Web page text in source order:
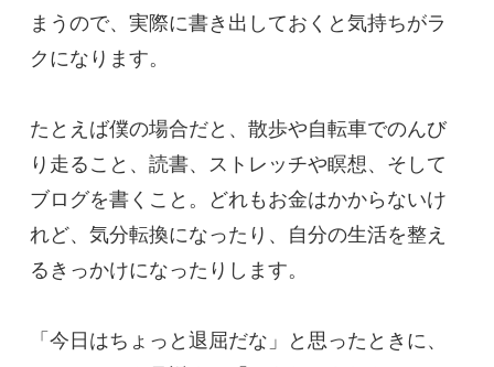
まうので、実際に書き出しておくと気持ちがラ
クになります。
たとえば僕の場合だと、散歩や自転車でのんび
り走ること、読書、ストレッチや瞑想、そして
ブログを書くこと。どれもお金はかからないけ
れど、気分転換になったり、自分の生活を整え
るきっかけになったりします。
「今日はちょっと退屈だな」と思ったときに、